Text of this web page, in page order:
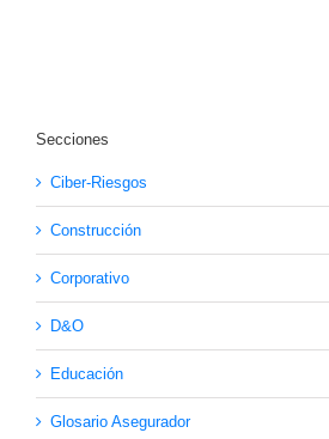
Secciones
Ciber-Riesgos
Construcción
Corporativo
D&O
Educación
Glosario Asegurador